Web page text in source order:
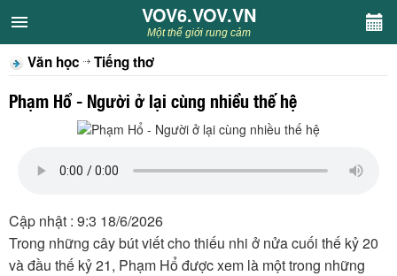
VOV6.VOV.VN
CHUYÊN MỤC
Khách VOV6
Sân khấu
VOV6.VOV.VN
Một thế giới rung cảm
Văn học Tiếng thơ
Phạm Hổ - Người ở lại cùng nhiều thế hệ
Cập nhật : 9:3 18/6/2026
Trong những cây bút viết cho thiếu nhi ở nửa cuối thế kỷ 20
và đầu thế kỷ 21, Phạm Hổ được xem là một trong những